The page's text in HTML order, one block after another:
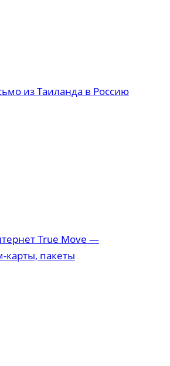
из Таиланда в Россию
True Move —
карты, пакеты